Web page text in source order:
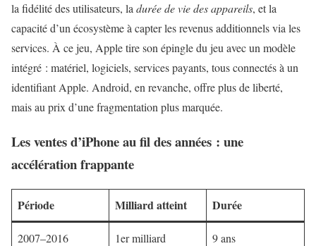
la fidélité des utilisateurs, ladurée de vie des appareils, et la
capacité d’un écosystème à capter les revenus additionnels via les
services. À ce jeu, Apple tire son épingle du jeu avec un modèle
intégré : matériel, logiciels, services payants, tous connectés à un
identifiant Apple. Android, en revanche, offre plus de liberté,
mais au prix d’une fragmentation plus marquée.
Les ventes d’iPhone au fil des années : une
accélération frappante
Période Milliard atteint Durée
2007–2016 1er milliard 9 ans